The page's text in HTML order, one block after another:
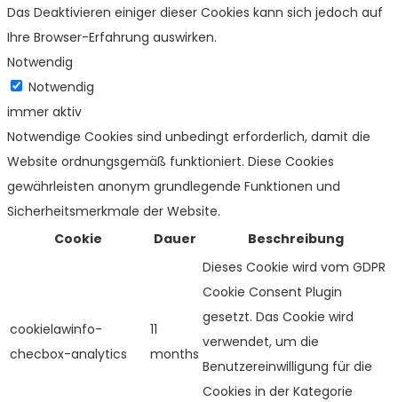
Das Deaktivieren einiger dieser Cookies kann sich jedoch auf
Ihre Browser-Erfahrung auswirken.
Notwendig
Notwendig
immer aktiv
Notwendige Cookies sind unbedingt erforderlich, damit die
Website ordnungsgemäß funktioniert. Diese Cookies
gewährleisten anonym grundlegende Funktionen und
Sicherheitsmerkmale der Website.
Cookie
Dauer Beschreibung
cookielawinfo-
checbox-analytics
11
months
Dieses Cookie wird vom GDPR
Cookie Consent Plugin
gesetzt. Das Cookie wird
verwendet, um die
Benutzereinwilligung für die
Cookies in der Kategorie